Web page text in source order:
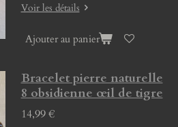
Voir les détails
Ajouter au panier
Bracelet pierre naturelle
8 obsidienne œil de tigre
14,99 €